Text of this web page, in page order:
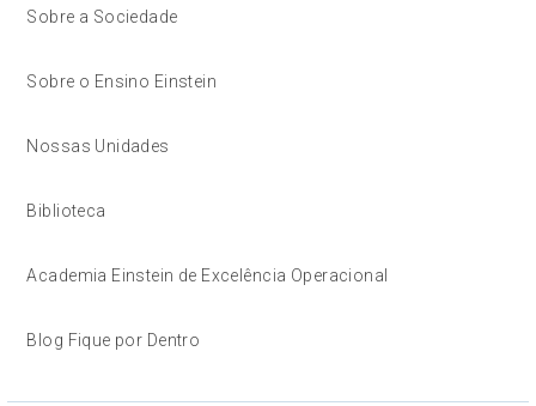
Sobre a Sociedade
Sobre o Ensino Einstein
Nossas Unidades
Biblioteca
Academia Einstein de Excelência Operacional
Blog Fique por Dentro